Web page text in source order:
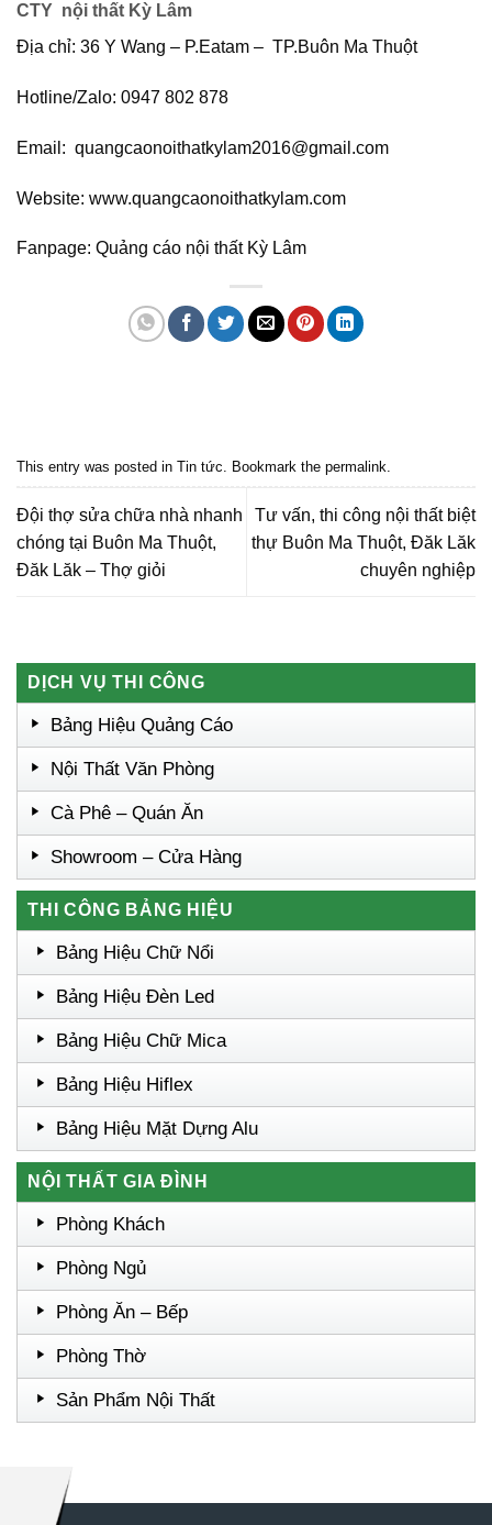
CTY nội thất Kỳ Lâm
Địa chỉ: 36 Y Wang – P.Eatam – TP.Buôn Ma Thuột
Hotline/Zalo: 0947 802 878
Email: quangcaonoithatkylam2016@gmail.com
Website: www.quangcaonoithatkylam.com
Fanpage: Quảng cáo nội thất Kỳ Lâm
This entry was posted in Tin tức . Bookmark the permalink
Đội thợ sửa chữa nhà nhanh
chóng tại Buôn Ma Thuột,
Đăk Lăk – Thợ giỏi
Tư vấn, thi công nội thất biệt
thự Buôn Ma Thuột, Đăk Lăk
chuyên nghiệp
DỊCH VỤ THI CÔNG
Bảng Hiệu Quảng Cáo
Nội Thất Văn Phòng
Cà Phê – Quán Ăn
Showroom – Cửa Hàng
THI CÔNG BẢNG HIỆU
Bảng Hiệu Chữ Nổi
Bảng Hiệu Đèn Led
Bảng Hiệu Chữ Mica
Bảng Hiệu Hiflex
Bảng Hiệu Mặt Dựng Alu
NỘI THẤT GIA ĐÌNH
Phòng Khách
Phòng Ngủ
Phòng Ăn – Bếp
Phòng Thờ
Sản Phẩm Nội Thất